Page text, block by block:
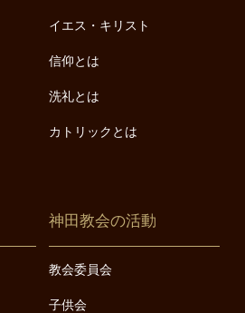
イエス・キリスト
信仰とは
洗礼とは
カトリックとは
神田教会の活動
教会委員会
子供会